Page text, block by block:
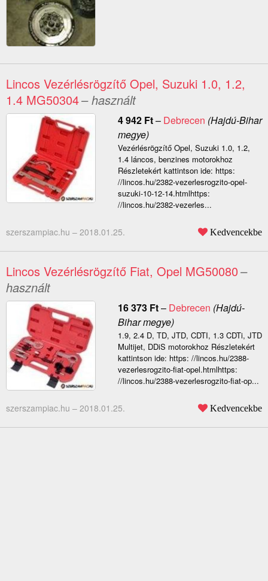
Lincos Vezérlésrögzítő Opel, Suzuki 1.0, 1.2,
1.4 MG50304– használt
4 942 Ft– Debrecen (Hajdú-Bihar
megye)
Vezérlésrögzítő Opel, Suzuki 1.0, 1.2,
1.4 láncos, benzines motorokhoz
Részletekért kattintson ide: https:
//lincos.hu/2382-vezerlesrogzito-opel-
suzuki-10-12-14.htmlhttps:
//lincos.hu/2382-vezerles...
szerszampiac.hu – 2018.01.25. Kedvencekbe
Lincos Vezérlésrögzítő Fiat, Opel MG50080–
használt
16 373 Ft– Debrecen (Hajdú-
Bihar megye)
1.9, 2.4 D, TD, JTD, CDTI, 1.3 CDTi, JTD
Multijet, DDiS motorokhoz Részletekért
kattintson ide: https: //lincos.hu/2388-
vezerlesrogzito-fiat-opel.htmlhttps:
//lincos.hu/2388-vezerlesrogzito-fiat-op...
szerszampiac.hu – 2018.01.25. Kedvencekbe